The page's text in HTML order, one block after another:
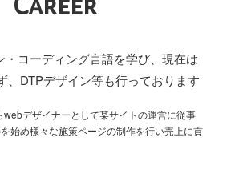
・コーディング言語を学び、現在は
、DTPデザイン等も行っております
webデザイナーとして某サイトの運営に従事
始め様々な施策ページの制作を行い売上に貢